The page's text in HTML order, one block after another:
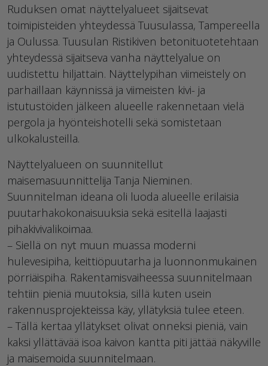
Ruduksen omat näyttelyalueet sijaitsevat
toimipisteiden yhteydessä Tuusulassa, Tampereella
ja Oulussa. Tuusulan Ristikiven betonituotetehtaan
yhteydessä sijaitseva vanha näyttelyalue on
uudistettu hiljattain. Näyttelypihan viimeistely on
parhaillaan käynnissä ja viimeisten kivi- ja
istutustöiden jälkeen alueelle rakennetaan vielä
pergola ja hyönteishotelli sekä somistetaan
ulkokalusteilla.
Näyttelyalueen on suunnitellut
maisemasuunnittelija Tanja Nieminen.
Suunnitelman ideana oli luoda alueelle erilaisia
puutarhakokonaisuuksia sekä esitellä laajasti
pihakivivalikoimaa.
– Siellä on nyt muun muassa moderni
hulevesipiha, keittiöpuutarha ja luonnonmukainen
pörriäispiha. Rakentamisvaiheessa suunnitelmaan
tehtiin pieniä muutoksia, sillä kuten usein
rakennusprojekteissa käy, yllätyksiä tulee eteen.
– Tällä kertaa yllätykset olivat onneksi pieniä, vain
kaksi yllättävää isoa kaivon kantta piti jättää näkyville
ja maisemoida suunnitelmaan.